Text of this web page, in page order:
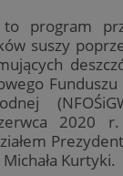
program
suszy
2020
Kurtyki.